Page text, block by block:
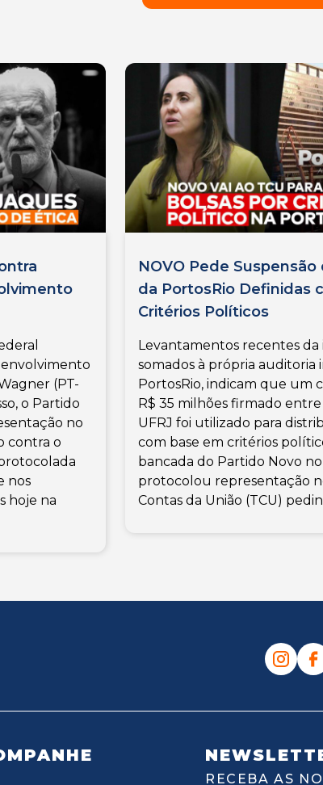
(PT-
o Partido
no
contra o
nos
hoje na
NOVO Pede Suspensão
da PortosRio Definidas
Critérios Políticos
Levantamentos recentes da
somados à própria auditoria
PortosRio, indicam que um
R$ 35 milhões firmado entre
UFRJ foi utilizado para
com base em critérios
bancada do Partido Novo
protocolou representação
Contas da União (TCU)
RECEBA AS